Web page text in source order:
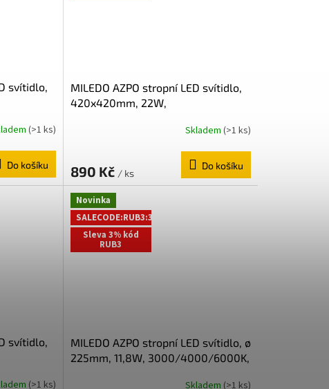
svítidlo,
(>1 ks)
Do košíku
MILEDO AZPO stropní LED svítidlo,
420x420mm, 22W,
Skladem (>1 ks)
890 Kč / ks
Do košíku
svítidlo,
(>1 ks)
Novinka
SALECODE:RUB3:3:%
Sleva 3% kód
RUB3
MILEDO AZPO stropní LED svítidlo, ø
225mm, 11,8W, 3000/4000/6000K,
Skladem (>1 ks)